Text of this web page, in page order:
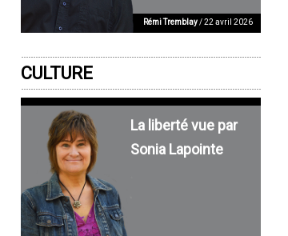
Rémi Tremblay/ 22 avril 2026
CULTURE
La liberté vue par
Sonia Lapointe